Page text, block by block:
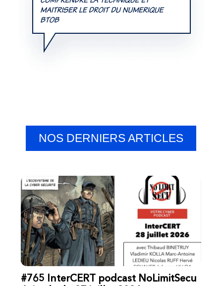
NOS DERNIERS ARTICLES
#765 InterCERT podcast NoLimitSecu